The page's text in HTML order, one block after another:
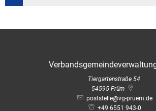
Tiergartenstraße 54
54595 Prüm
poststelle@vg-pruem.de
+49 6551 943-0